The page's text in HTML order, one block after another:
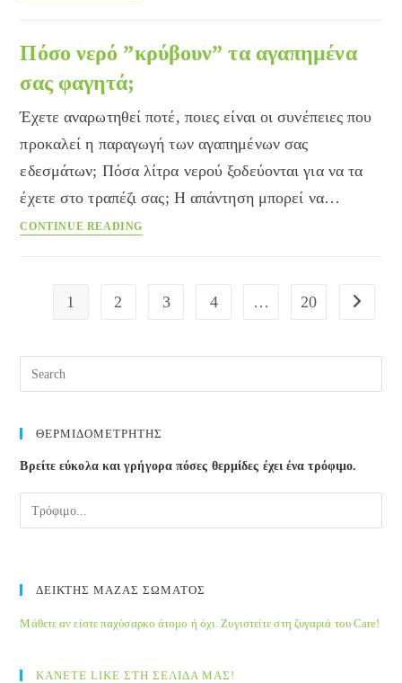
πορεία
του
Πόσο νερό ”κρύβουν” τα αγαπημένα
σας φαγητά;
Έχετε αναρωτηθεί ποτέ, ποιες είναι οι συνέπειες που
προκαλεί η παραγωγή των αγαπημένων σας
εδεσμάτων; Πόσα λίτρα νερού ξοδεύονται για να τα
έχετε στο τραπέζι σας; Η απάντηση μπορεί να…
CONTINUE READING
αγαπημένα
1 2 3 4 … 20 Go to
ΘΕΡΜΙΔΟΜΕΤΡΗΤΗΣ
Βρείτε εύκολα και γρήγορα πόσες θερμίδες έχει ένα τρόφιμο.
ΔΕΙΚΤΗΣ ΜΑΖΑΣ ΣΩΜΑΤΟΣ
Μάθετε αν είστε παχύσαρκο άτομο ή όχι. Ζυγιστείτε στη ζυγαριά του Care!
ΚΑΝΕΤΕ LIKE ΣΤΗ ΣΕΛΙΔΑ ΜΑΣ!